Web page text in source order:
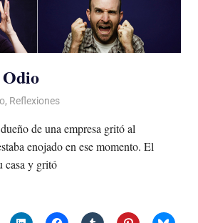
, Reflexiones
de una empresa gritó al
enojado en ese momento. El
casa y gritó